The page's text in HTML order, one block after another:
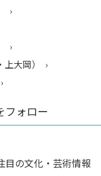
大岡）
フォロー
目の文化・芸術情報